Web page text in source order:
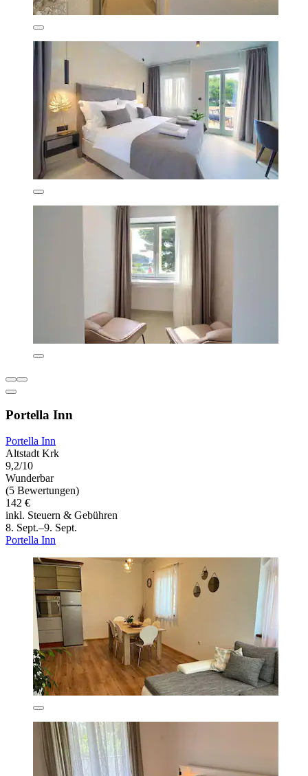
Portella Inn
Portella Inn
Altstadt Krk
9,2/10
Wunderbar
(5 Bewertungen)
142 €
inkl. Steuern & Gebühren
8. Sept.–9. Sept.
Portella Inn